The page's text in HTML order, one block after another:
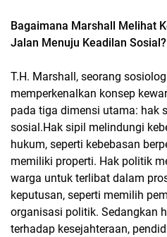
Bagaimana Marshall Melihat
Jalan Menuju Keadilan Sosial?
T.H. Marshall, seorang
memperkenalkan konsep
pada tiga dimensi utama: hak
sosial.Hak sipil melindungi
hukum, seperti kebebasan
memiliki properti. Hak politik
warga untuk terlibat dalam
keputusan, seperti memilih
organisasi politik. Sedangkan
terhadap kesejahteraan,